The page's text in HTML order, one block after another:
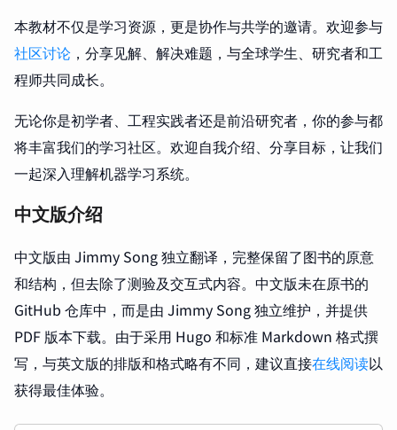
本教材不仅是学习资源，更是协作与共学的邀请。欢迎参与
社区讨论 ，分享见解、解决难题，与全球学生、研究者和工
程师共同成长。
无论你是初学者、工程实践者还是前沿研究者，你的参与都
将丰富我们的学习社区。欢迎自我介绍、分享目标，让我们
一起深入理解机器学习系统。
中文版介绍
中文版由 Jimmy Song 独立翻译，完整保留了图书的原意
和结构，但去除了测验及交互式内容。中文版未在原书的
GitHub 仓库中，而是由 Jimmy Song 独立维护，并提供
PDF 版本下载。由于采用 Hugo 和标准 Markdown 格式撰
写，与英文版的排版和格式略有不同，建议直接在线阅读以
获得最佳体验。